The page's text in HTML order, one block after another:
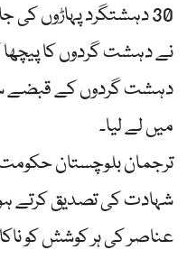
30 دہشتگرد پہاڑوں کی
دہشت گردوں کے قبضے
میں لے لیا۔
ترجمان بلوچستان
شہادت کی تصدیق کرتے
عناصر کی ہر کوشش کو